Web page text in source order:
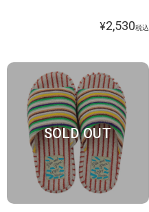
¥2,530税込
SOLD OUT